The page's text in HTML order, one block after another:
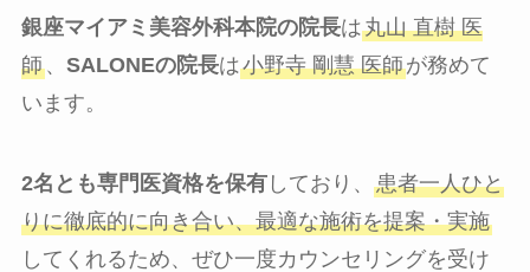
銀座マイアミ美容外科本院の院長は丸山 直樹 医
師、 SALONEの院長は小野寺 剛慧 医師が務めて
います。
2名とも専門医資格を保有しており、 患者一人ひと
りに徹底的に向き合い、最適な施術を提案・実施
してくれるため、ぜひ一度カウンセリングを受け